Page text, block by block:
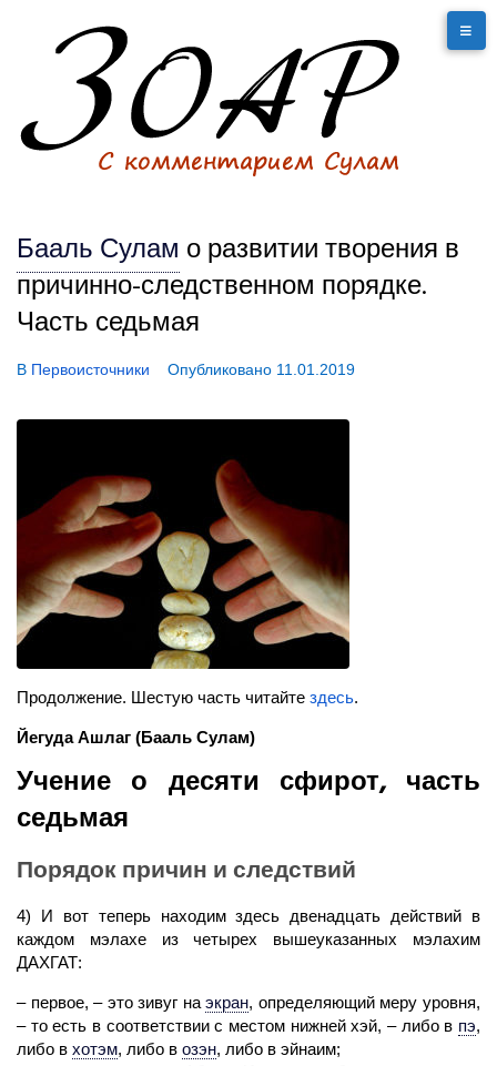
Бааль Сулам о развитии творения в
причинно-следственном порядке.
Часть седьмая
В Первоисточники Опубликовано 11.01.2019
Продолжение. Шестую часть читайте здесь.
Йегуда Ашлаг (Бааль Сулам)
Учение о десяти сфирот, часть
седьмая
Порядок причин и следствий
4) И вот теперь находим здесь двенадцать действий в
каждом мэлахе из четырех вышеуказанных мэлахим
ДАХГАТ:
– первое, – это зивуг на экран, определяющий меру уровня,
– то есть в соответствии с местом нижней хэй, – либо в пэ,
либо в хотэм, либо в озэн, либо в эйнаим;